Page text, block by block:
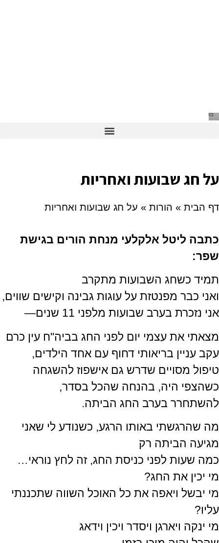
על חג שבועות ואחריות
דף הבית » הורות » על חג שבועות ואחריות
כתבה ליטל אלקלעי מנחת הורים בגישת
שפר:
תמיד כשחג השבועות מתקרב
ואני כבר מפנטזת על עוגות גבינה וקישים שווים,
אני נזכרת בערב שבועות מלפני 11 שנים—
מצאתי את עצמי יום לפני החג בביה"ח עין כרם
עקב עניין בריאותי דחוף עם אחד הילדים,
טיפול מסויים שדרש גם אישפוז להשגחה
כשהצפי היה, בהנחה שהכל בסדר,
להשתחרר בערב החג הביתה.
מה שהרגשתי באותו הרגע, כשנודע לי שאני
מגיעה הביתה רק
כמה שעות לפני כניסת החג, זה לחץ נוראי…
מי יכין את החג?
מי יבשל ויאפה את כל האוכל השווה שתכננתי
עליו?
מי ינקה ויארגן ויסדר ויכין וידאג